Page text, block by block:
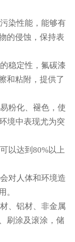
染性能，能够有
的侵蚀，保持表
稳定性，氟碳漆
和粘附，提供了
粉化、褪色，使
境中表现尤为突
以达到80%以上
对人体和环境造
。
、铝材、非金属
刷涂及滚涂，储